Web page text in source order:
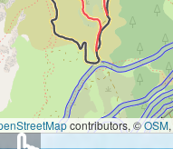
contributors, ©OSM,